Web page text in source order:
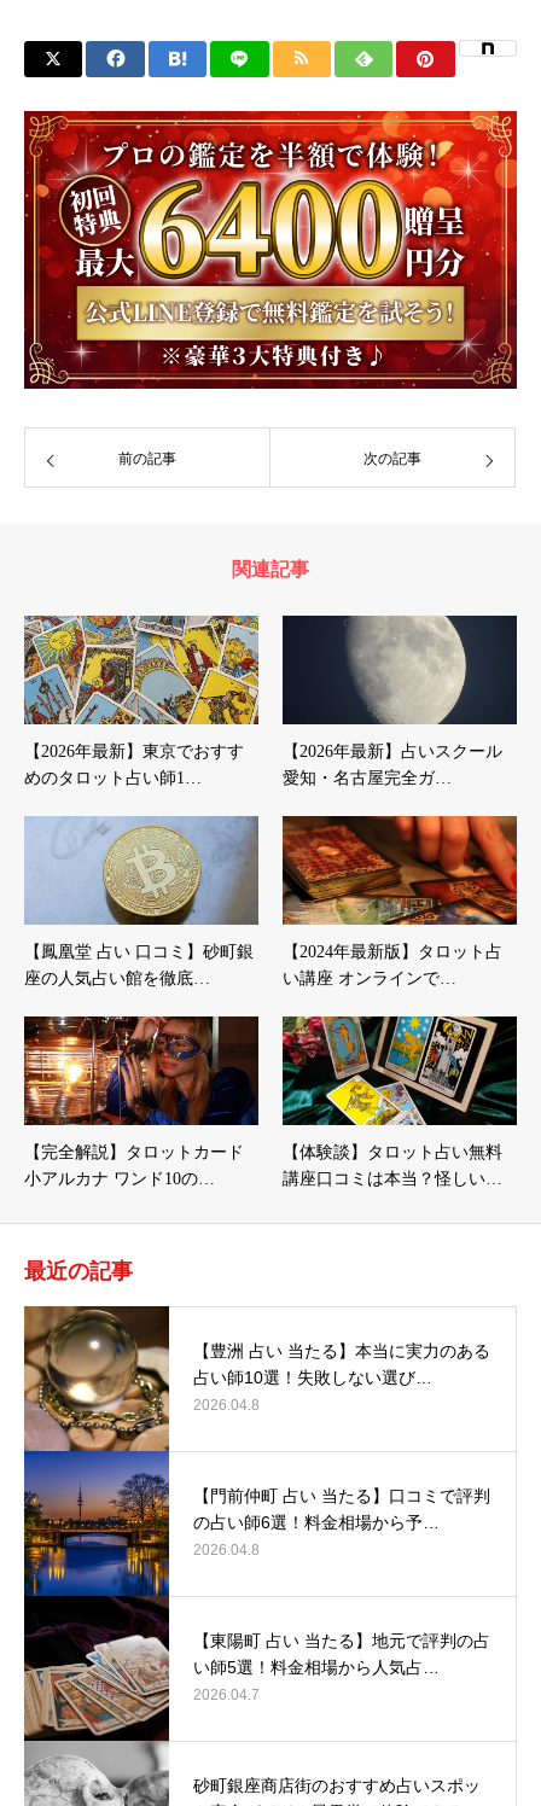
前の記事 次の記事
関連記事
【2026年最新】東京でおすす
めのタロット占い師1…
【2026年最新】占いスクール
愛知・名古屋完全ガ…
【鳳凰堂 占い 口コミ】砂町銀
座の人気占い館を徹底…
【2024年最新版】タロット占
い講座 オンラインで…
【完全解説】タロットカード
小アルカナ ワンド10の…
【体験談】タロット占い無料
講座口コミは本当？怪しい…
最近の記事
【豊洲 占い 当たる】本当に実力のある
占い師10選！失敗しない選び…
2026.04.8
【門前仲町 占い 当たる】口コミで評判
の占い師6選！料金相場から予…
2026.04.8
【東陽町 占い 当たる】地元で評判の占
い師5選！料金相場から人気占…
2026.04.7
砂町銀座商店街のおすすめ占いスポッ